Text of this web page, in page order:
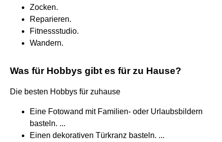
Zocken.
Reparieren.
Fitnessstudio.
Wandern.
Was für Hobbys gibt es für zu Hause?
Die besten Hobbys für zuhause
Eine Fotowand mit Familien- oder Urlaubsbildern
basteln. ...
Einen dekorativen Türkranz basteln. ...